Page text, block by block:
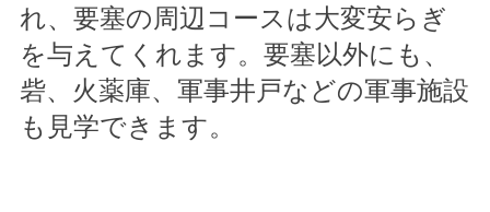
れ、要塞の周辺コースは大変安らぎ
を与えてくれます。要塞以外にも、
砦、火薬庫、軍事井戸などの軍事施設
も見学できます。